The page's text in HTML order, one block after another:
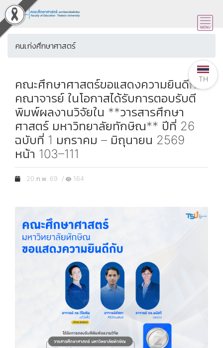
คนเก่งศึกษาศาสตร์
คณะศึกษาศาสตร์ขอแสดงความยินดีกับ
คณาจารย์ ในโอกาสได้รับการตอบรับตี
พิมพ์ผลงานวิจัยใน **วารสารศึกษา
ศาสตร์ มหาวิทยาลัยทักษิณ** ปีที่ 26
ฉบับที่ 1 มกราคม – มิถุนายน 2569
หน้า 103–111
20 ก.พ. 69 / 164
TH